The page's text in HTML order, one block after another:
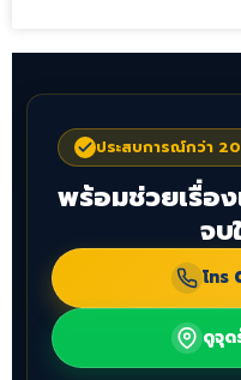
ประสบการณ์กว่า 20
พร้อมช่วยเรื่อ
จบ
โทร
ดูจุด